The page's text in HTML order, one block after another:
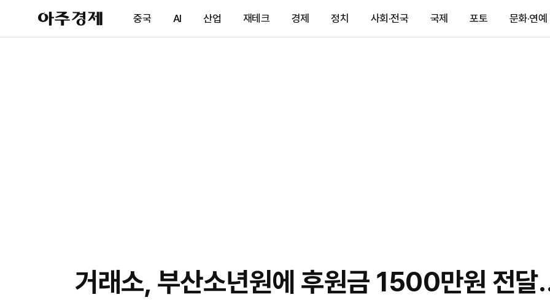
아
주
제
중국 AI 산업 재테크 경제 정치 사회·전국 국제 포토 문화·연예
거래소, 부산소년원에 후원금 1500만원 전